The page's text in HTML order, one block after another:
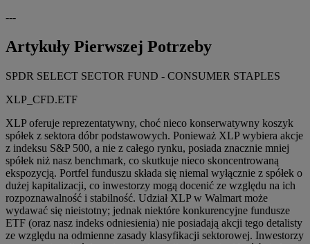
---
Artykuły Pierwszej Potrzeby
SPDR SELECT SECTOR FUND - CONSUMER STAPLES
XLP_CFD.ETF
XLP oferuje reprezentatywny, choć nieco konserwatywny koszyk
spółek z sektora dóbr podstawowych. Ponieważ XLP wybiera akcje
z indeksu S&P 500, a nie z całego rynku, posiada znacznie mniej
spółek niż nasz benchmark, co skutkuje nieco skoncentrowaną
ekspozycją. Portfel funduszu składa się niemal wyłącznie z spółek o
dużej kapitalizacji, co inwestorzy mogą docenić ze względu na ich
rozpoznawalność i stabilność. Udział XLP w Walmart może
wydawać się nieistotny; jednak niektóre konkurencyjne fundusze
ETF (oraz nasz indeks odniesienia) nie posiadają akcji tego detalisty
ze względu na odmienne zasady klasyfikacji sektorowej. Inwestorzy